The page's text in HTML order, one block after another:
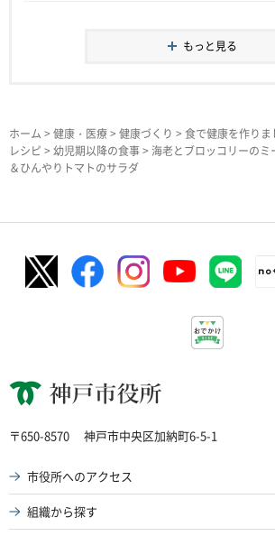
もっと見る
ホーム > 健康・医療> 健康づくり > 食で健康を作りま
レシピ > 幼児期以降の食事> 海老とブロッコリーの
＆ひんやりトマトのサラダ
神戸市役所
〒650-8570 神戸市中央区加納町6-5-1
市役所へのアクセス
組織から探す